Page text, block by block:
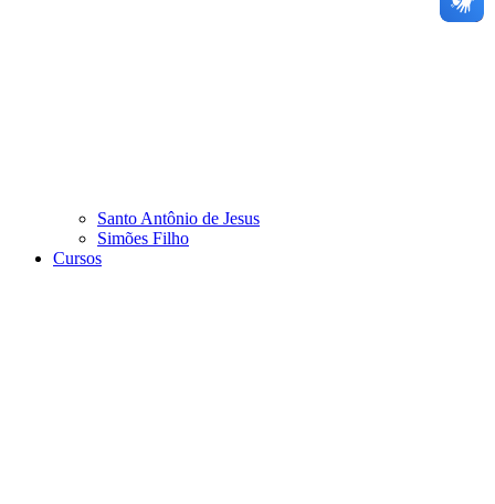
Santo Antônio de Jesus
Simões Filho
Cursos